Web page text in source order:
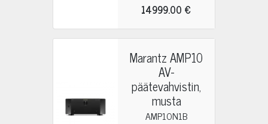
14999.00 €
Marantz AMP10
AV-
päätevahvistin,
musta
AMP10N1B